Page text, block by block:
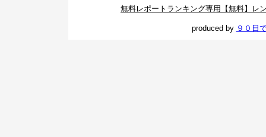
無料レポートランキング専用【無料】レ
produced by ９０日